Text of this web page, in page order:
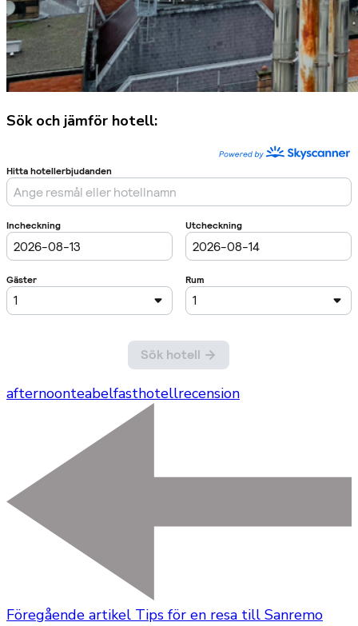
Sök och jämför hotell:
afternoonteabelfasthotellrecension
Föregående artikel Tips för en resa till Sanremo